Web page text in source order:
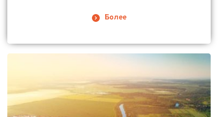
Более